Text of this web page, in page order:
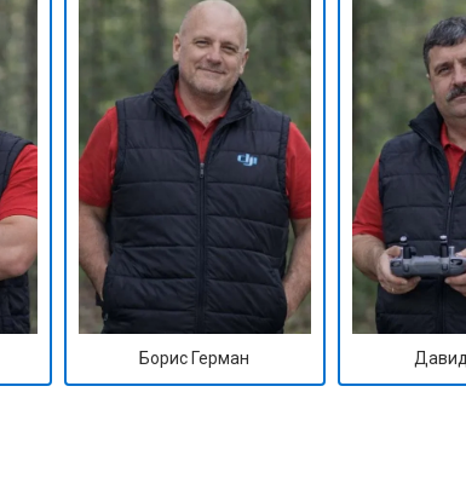
Борис Герман